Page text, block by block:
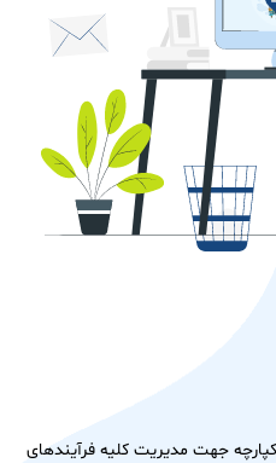
جهت مدیریت کلیه فرآیندهای